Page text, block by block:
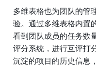
多维表格也为团队的管
验。通过多维表格内置
看到团队成员的任务数
评分系统，进行互评打
沉淀的项目的历史信息